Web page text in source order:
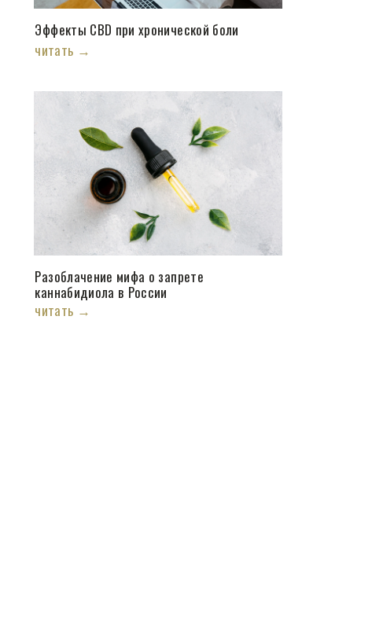
Эффекты CBD при хронической боли
читать →
Разоблачение мифа о запрете
каннабидиола в России
читать →